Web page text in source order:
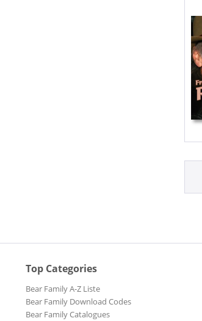
Top Categories
Bear Family A-Z Liste
Bear Family Download Codes
Bear Family Catalogues